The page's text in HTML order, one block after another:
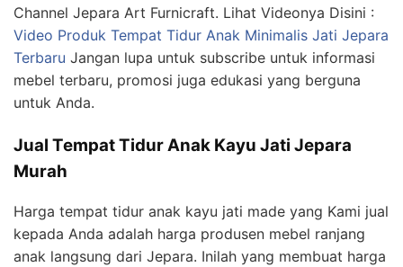
Channel Jepara Art Furnicraft. Lihat Videonya Disini :
Video Produk Tempat Tidur Anak Minimalis Jati Jepara
Terbaru Jangan lupa untuk subscribe untuk informasi
mebel terbaru, promosi juga edukasi yang berguna
untuk Anda.
Jual Tempat Tidur Anak Kayu Jati Jepara
Murah
Harga tempat tidur anak kayu jati made yang Kami jual
kepada Anda adalah harga produsen mebel ranjang
anak langsung dari Jepara. Inilah yang membuat harga